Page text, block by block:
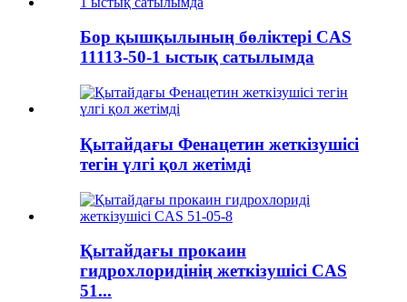
Бор қышқылының бөліктері CAS
11113-50-1 ыстық сатылымда
Қытайдағы Фенацетин жеткізушісі
тегін үлгі қол жетімді
Қытайдағы прокаин
гидрохлоридінің жеткізушісі CAS
51...